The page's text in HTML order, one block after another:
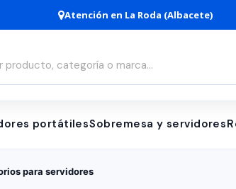
Atención en La Roda (Albacete)
portátilesSobremesa y servidores
para servidores